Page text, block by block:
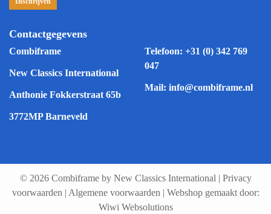
Contactgegevens
Combiframe
New Classics International
Anthonie Fokkerstraat 65b
3772MP Barneveld
Telefoon: +31 (0) 342 769
047
Mail: info@combiframe.nl
© 2026 Combiframe by New Classics International | Privacy
voorwaarden | Algemene voorwaarden | Webshop gemaakt door:
Wiwi Websolutions